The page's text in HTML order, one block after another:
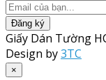
Đăng ký
Giấy Dán Tường
Design by3TC
×